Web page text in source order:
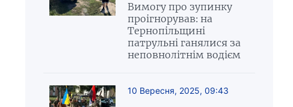
Вимогу про зупинку
проігнорував: на
Тернопільщині
патрульні ганялися за
неповнолітнім водієм
10 Вересня, 2025, 09:43